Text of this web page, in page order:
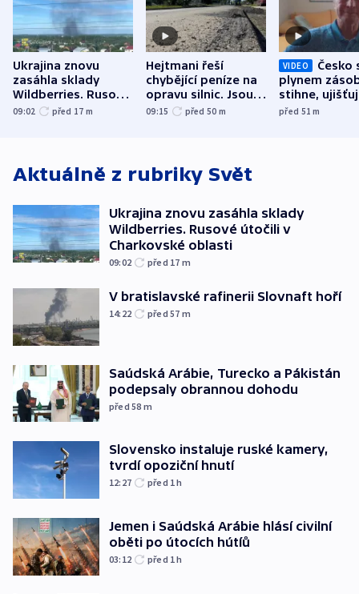
Ukrajina znovu
zasáhla sklady
Wildberries. Rusové
útočili v Charkovské
09:02 před 17 m
Hejtmani řeší
chybějící peníze na
opravu silnic. Jsou
nenárokové, namítá
09:15 před 50 m
VIDEO
Česko
plynem
stihne,
expert.
před 51m
Aktuálně z rubriky Svět
Ukrajina znovu zasáhla sklady
Wildberries. Rusové útočili v
Charkovské oblasti
09:02 před 17 m
V bratislavské rafinerii Slovnaft hoří
14:22 před 57 m
Saúdská Arábie, Turecko a Pákistán
podepsaly obrannou dohodu
před 58 m
Slovensko instaluje ruské kamery,
tvrdí opoziční hnutí
12:27 před 1h
Jemen i Saúdská Arábie hlásí civilní
oběti po útocích hútíů
03:12 před 1h